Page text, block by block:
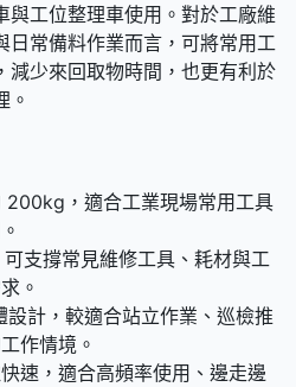
與工位整理車使用。對於工廠維
日常備料作業而言，可將常用工
減少來回取物時間，也更有利於
。
200kg，適合工業現場常用工具
支撐常見維修工具、耗材與工
。
計，較適合站立作業、巡檢推
作情境。
速，適合高頻率使用、邊走邊